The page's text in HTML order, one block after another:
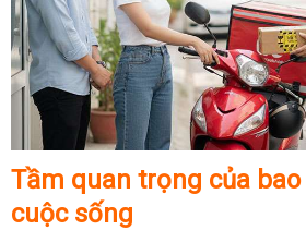
Tầm quan trọng của
cuộc sống